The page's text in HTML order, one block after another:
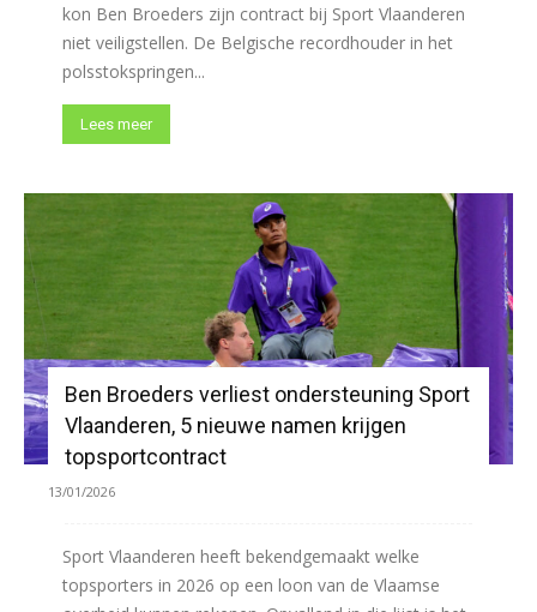
kon Ben Broeders zijn contract bij Sport Vlaanderen
niet veiligstellen. De Belgische recordhouder in het
polsstokspringen...
Lees meer
Ben Broeders verliest ondersteuning Sport
Vlaanderen, 5 nieuwe namen krijgen
topsportcontract
13/01/2026
Sport Vlaanderen heeft bekendgemaakt welke
topsporters in 2026 op een loon van de Vlaamse